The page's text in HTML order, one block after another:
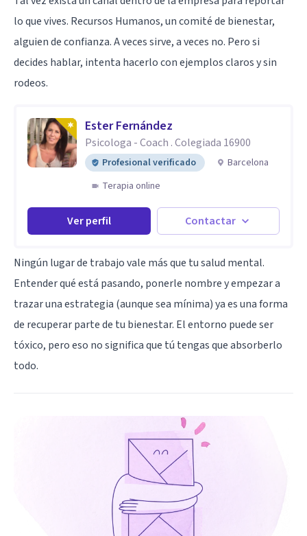
lo que vives. Recursos Humanos, un comité de bienestar,
alguien de confianza. A veces sirve, a veces no. Pero si
decides hablar, intenta hacerlo con ejemplos claros y sin
rodeos.
Ester Fernández
Psicologa - Coach . Colegiada 16900
Profesional verificado
Barcelona
Terapia online
Ver perfil Contactar
Ningún lugar de trabajo vale más que tu salud mental.
Entender qué está pasando, ponerle nombre y empezar a
trazar una estrategia (aunque sea mínima) ya es una forma
de recuperar parte de tu bienestar. El entorno puede ser
tóxico, pero eso no significa que tú tengas que absorberlo
todo.